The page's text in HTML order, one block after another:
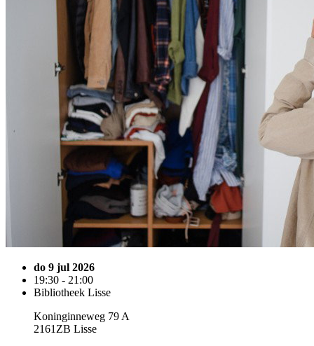
do 9 jul 2026
19:30 - 21:00
Bibliotheek Lisse
Koninginneweg 79 A
2161ZB Lisse